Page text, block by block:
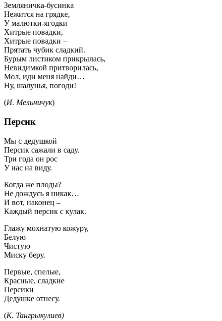
Земляничка-бусинка
Нежится на грядке,
У малютки-ягодки
Хитрые повадки,
Хитрые повадки –
Прятать чубик сладкий.
Бурым листиком прикрылась,
Невидимкой притворилась,
Мол, иди меня найди…
Ну, шалунья, погоди!
(И. Мельничук)
Персик
Мы с дедушкой
Персик сажали в саду.
Три года он рос
У нас на виду.
Когда же плоды?
Не дождусь я никак…
И вот, наконец –
Каждый персик с кулак.
Глажу мохнатую кожуру,
Белую
Чистую
Миску беру.
Первые, спелые,
Красные, сладкие
Персики
Дедушке отнесу.
(К. Тангрыкулиев)